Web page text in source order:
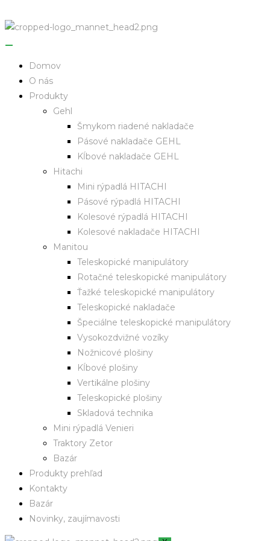
Domov
O nás
Produkty
Gehl
Šmykom riadené nakladače
Pásové nakladače GEHL
Kĺbové nakladače GEHL
Hitachi
Mini rýpadlá HITACHI
Pásové rýpadlá HITACHI
Kolesové rýpadlá HITACHI
Kolesové nakladače HITACHI
Manitou
Teleskopické manipulátory
Rotačné teleskopické manipulátory
Ťažké teleskopické manipulátory
Teleskopické nakladače
Špeciálne teleskopické manipulátory
Vysokozdvižné vozíky
Nožnicové plošiny
Kĺbové plošiny
Vertikálne plošiny
Teleskopické plošiny
Skladová technika
Mini rýpadlá Venieri
Traktory Zetor
Bazár
Produkty prehľad
Kontakty
Bazár
Novinky, zaujímavosti